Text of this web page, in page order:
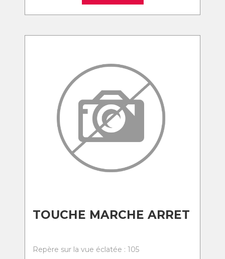
TOUCHE MARCHE ARRET
Repère sur la vue éclatée : 105